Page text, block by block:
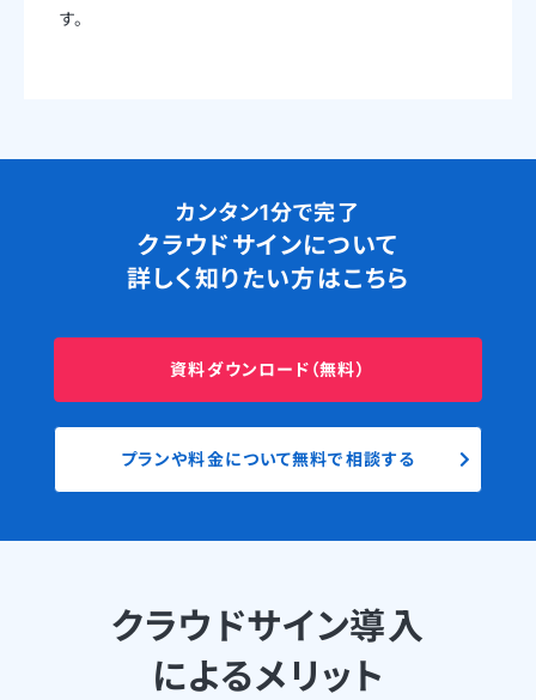
す。
カンタン1分で完了
クラウドサインについて
詳しく知りたい方はこちら
資料ダウンロード（無料）
プランや料金について無料で相談する
クラウドサイン導入
によるメリット